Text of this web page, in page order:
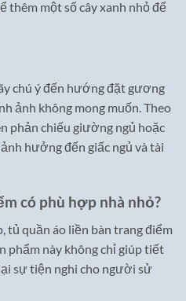
thêm một số cây xanh nhỏ để
chú ý đến hướng đặt gương
ảnh không mong muốn. Theo
phản chiếu giường ngủ hoặc
hưởng đến giấc ngủ và tài
có phù hợp nhà nhỏ?
tủ quần áo liền bàn trang điểm
phẩm này không chỉ giúp tiết
sự tiện nghi cho người sử